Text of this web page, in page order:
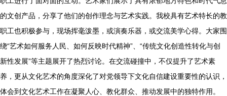
的文创产品，分享了他们的创作理念与艺术实践。我校具有艺术特长的教
职工也积极参与，现场挥毫泼墨，或演奏乐器，或交流美学心得。大家围
绕“艺术如何服务人民、如何反映时代精神”、“传统文化创造性转化与创
新性发展”等主题展开了热烈讨论。在交流碰撞中，不仅提升了艺术素
养，更从文化艺术的角度深化了对党领导下文化自信建设重要性的认识，
体会到文化艺术工作在凝聚人心、教化群众、推动发展中的独特作用。